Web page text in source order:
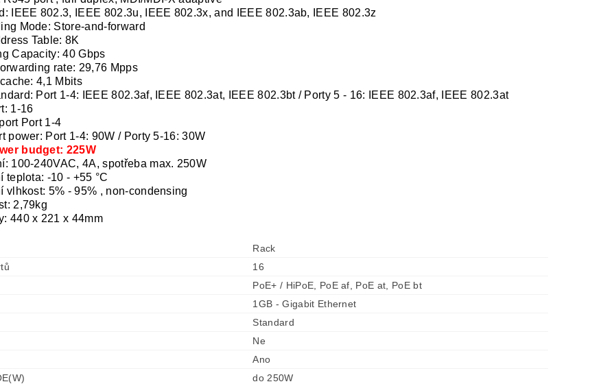
IEEE 802.3, IEEE 802.3u, IEEE 802.3x, and IEEE 802.3ab, IEEE 802.3z
Mode: Store-and-forward
Table: 8K
Capacity: 40 Gbps
rate: 29,76 Mpps
4,1 Mbits
Port 1-4: IEEE 802.3af, IEEE 802.3at, IEEE 802.3bt / Porty 5 - 16: IEEE 802.3af, IEEE 802.3at
1-16
Port 1-4
power: Port 1-4: 90W / Porty 5-16: 30W
budget: 225W
100-240VAC, 4A, spotřeba max. 250W
teplota: -10 - +55 °C
vlhkost: 5% - 95% , non-condensing
2,79kg
440 x 221 x 44mm
Rack
16
PoE+ / HiPoE, PoE af, PoE at, PoE bt
1GB - Gigabit Ethernet
Standard
Ne
Ano
do 250W